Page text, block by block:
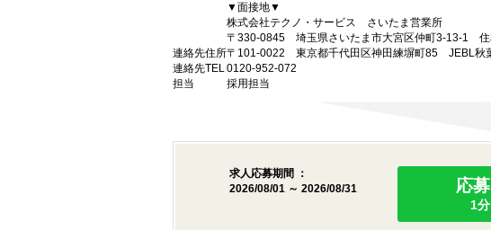
▼面接地▼
株式会社テクノ・サービス さいたま営業所
〒330-0845 埼玉県さいたま市大宮区仲町3-13-1 住
連絡先住所〒101-0022 東京都千代田区神田練塀町85 JEBL秋
連絡先TEL0120-952-072
担当
採用担当
求人応募期間 ：
2026/08/01 ～ 2026/08/31
応
1